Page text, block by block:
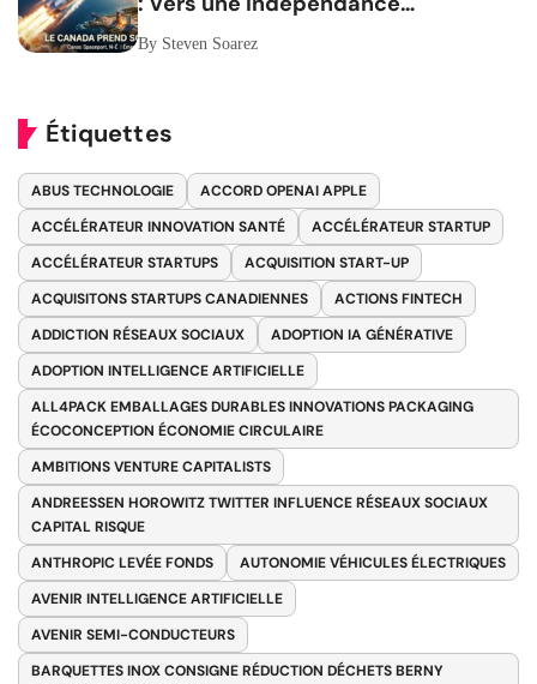
Stratégique
By Steven Soarez
Étiquettes
ABUS TECHNOLOGIE
ACCORD OPENAI APPLE
ACCÉLÉRATEUR INNOVATION SANTÉ
ACCÉLÉRATEUR STARTUP
ACCÉLÉRATEUR STARTUPS
ACQUISITION START-UP
ACQUISITONS STARTUPS CANADIENNES
ACTIONS FINTECH
ADDICTION RÉSEAUX SOCIAUX
ADOPTION IA GÉNÉRATIVE
ADOPTION INTELLIGENCE ARTIFICIELLE
ALL4PACK EMBALLAGES DURABLES INNOVATIONS PACKAGING
ÉCOCONCEPTION ÉCONOMIE CIRCULAIRE
AMBITIONS VENTURE CAPITALISTS
ANDREESSEN HOROWITZ TWITTER INFLUENCE RÉSEAUX SOCIAUX
CAPITAL RISQUE
ANTHROPIC LEVÉE FONDS
AUTONOMIE VÉHICULES ÉLECTRIQUES
AVENIR INTELLIGENCE ARTIFICIELLE
AVENIR SEMI-CONDUCTEURS
BARQUETTES INOX CONSIGNE RÉDUCTION DÉCHETS BERNY